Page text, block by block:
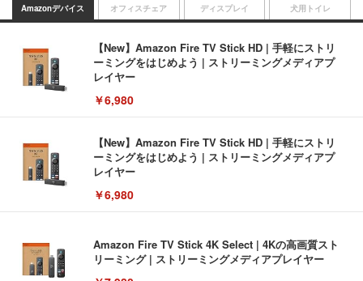
Amazonデバイス
【New】Amazon Fire TV Stick HD | 手軽にストリ
ーミングをはじめよう | ストリーミングメディアプ
レイヤー
￥6,980
【New】Amazon Fire TV Stick HD | 手軽にストリ
ーミングをはじめよう | ストリーミングメディアプ
レイヤー
￥6,980
Amazon Fire TV Stick 4K Select | 4Kの高画質スト
リーミング | ストリーミングメディアプレイヤー
オフィスチェア ディスプレイ 犬用トイレ